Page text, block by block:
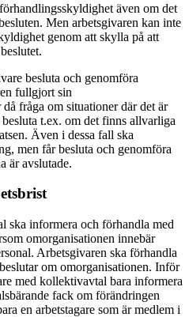
även om det
Men arbetsgivaren kan inte
genom att skylla på att
besluta och genomföra
fullgjort sin
fråga om situationer där det är
t.ex. om det finns allvarliga
Även i dessa fall ska
men får besluta och genomföra
är avslutade.
ska informera och förhandla med
omorganisationen innebär
Arbetsgivaren ska förhandla
om omorganisationen. Inför
med kollektivavtal bara informera
fack om förändringen
en arbetstagare som är medlem i